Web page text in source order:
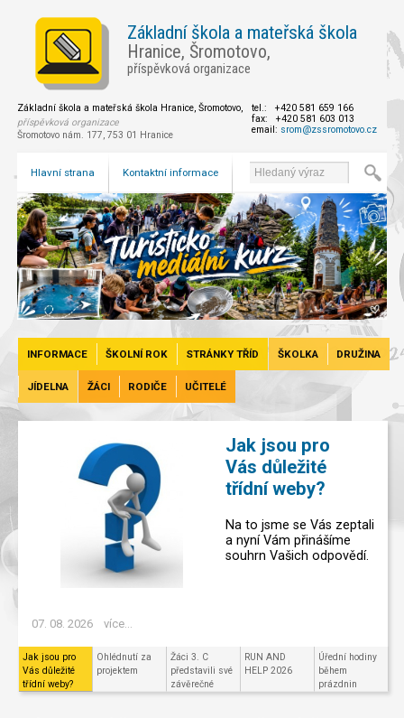
Základní škola a mateřská škola
Hranice, Šromotovo,
příspěvková organizace
Základní škola a mateřská škola Hranice, Šromotovo,
příspěvková organizace
Šromotovo nám. 177, 753 01 Hranice
tel.: +420 581 659 166
fax: +420 581 603 013
email: srom@zssromotovo.cz
Hlavní strana Kontaktní informace
INFORMACE ŠKOLNÍ ROK STRÁNKY TŘÍD ŠKOLKA DRUŽINA
JÍDELNA ŽÁCI RODIČE UČITELÉ
Jak jsou pro
Vás důležité
třídní weby?
Ohlédnutí za
projektem
Žáci 3. C
představili své
závěrečné
projekty v
RUN AND
HELP 2026
Úřední hodiny
během
prázdnin
Jak jsou pro
Vás důležité
třídní weby?
Na to jsme se Vás zeptali
a nyní Vám přinášíme
souhrn Vašich odpovědí.
07. 08. 2026 více...